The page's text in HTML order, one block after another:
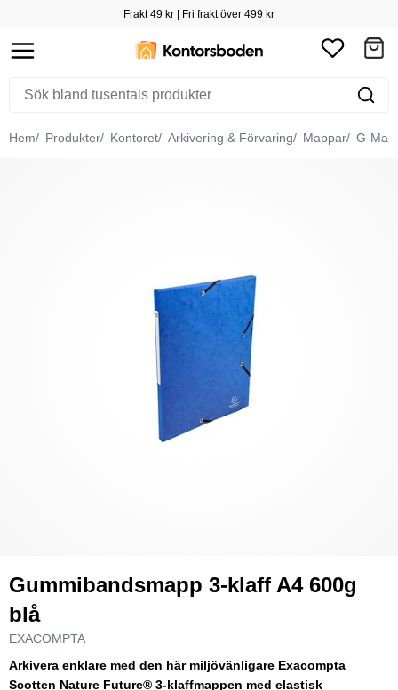
Frakt 49 kr | Fri frakt över 499 kr
Hem Produkter Kontoret Arkivering & Förvaring Mappar G-
Gummibandsmapp 3-klaff A4 600g
blå
EXACOMPTA
Arkivera enklare med den här miljövänligare Exacompta
Scotten Nature Future® 3-klaffmappen med elastisk